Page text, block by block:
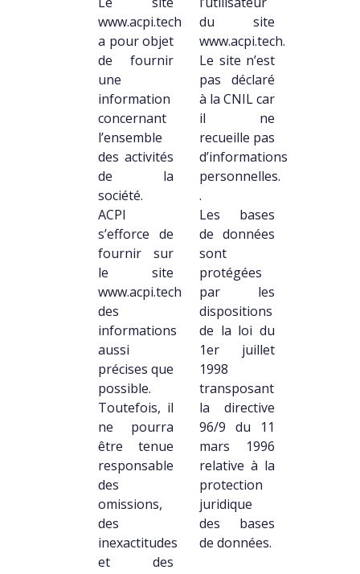
www.acpi.tech
a pour objet
de fournir
une
information
concernant
l’ensemble
des activités
de la
société.
ACPI
s’efforce de
fournir sur
le site
www.acpi.tech
des
informations
aussi
précises que
possible.
Toutefois, il
ne pourra
être tenue
responsable
des
omissions,
des
inexactitudes
et des
du site
www.acpi.tech.
Le site n’est
pas déclaré
à la CNIL car
il ne
recueille pas
d’informations
personnelles.
.
Les bases
de données
sont
protégées
par les
dispositions
de la loi du
1er juillet
1998
transposant
la directive
96/9 du 11
mars 1996
relative à la
protection
juridique
des bases
de données.